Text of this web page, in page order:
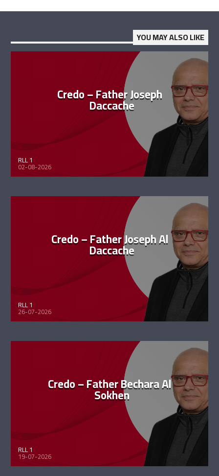
YOU MAY ALSO LIKE
Credo – Father Joseph
Daccache
RLL 1
02-08-2026
Credo – Father Joseph Al
Daccache
RLL 1
26-07-2026
Credo – Father Bechara Al
Sokhen
RLL 1
19-07-2026